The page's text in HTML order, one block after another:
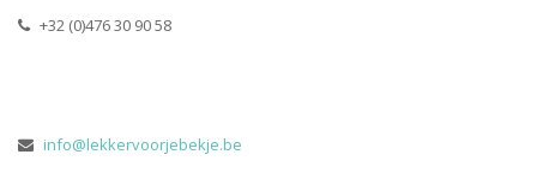
+32 (0)476 30 90 58
info@lekkervoorjebekje.be